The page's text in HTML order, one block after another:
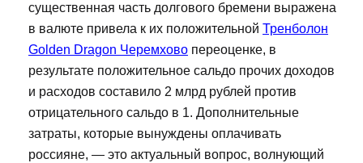
существенная часть долгового бремени выражена
в валюте привела к их положительной Тренболон
Golden Dragon Черемхово переоценке, в
результате положительное сальдо прочих доходов
и расходов составило 2 млрд рублей против
отрицательного сальдо в 1. Дополнительные
затраты, которые вынуждены оплачивать
россияне, — это актуальный вопрос, волнующий